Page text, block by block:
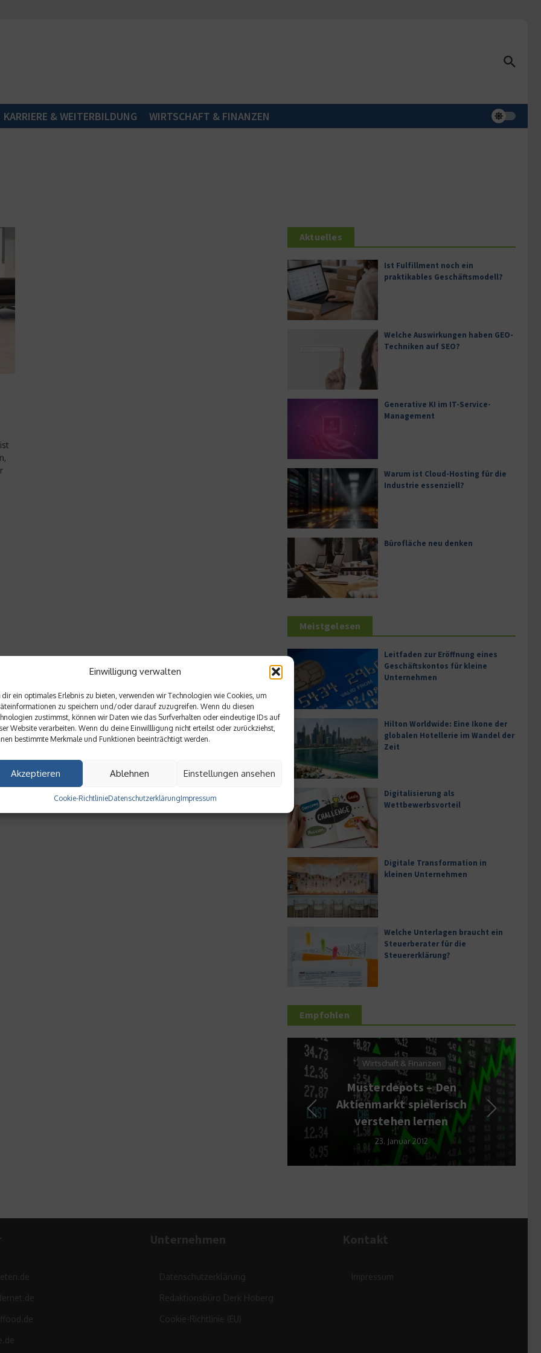
Einwilligung verwalten
dir ein optimales Erlebnis zu bieten, verwenden wir Technologien wie Cookies, um
zu speichern und/oder darauf zuzugreifen. Wenn du diesen
zustimmst, können wir Daten wie das Surfverhalten oder eindeutige IDs auf
Website verarbeiten. Wenn du deine Einwillligung nicht erteilst oder zurückziehst,
bestimmte Merkmale und Funktionen beeinträchtigt werden.
Akzeptieren Ablehnen Einstellungen ansehen
Cookie-RichtlinieDatenschutzerklärungImpressum
KARRIERE & WEITERBILDUNG WIRTSCHAFT & FINANZEN
Aktuelles
Ist Fulfillment noch ein
praktikables Geschäftsmodell?
Welche Auswirkungen haben GEO-
Techniken auf SEO?
Generative KI im IT-Service-
Management
Warum ist Cloud-Hosting für die
Industrie essenziell?
Bürofläche neu denken
Meistgelesen
Leitfaden zur Eröffnung eines
Geschäftskontos für kleine
Unternehmen
Hilton Worldwide: Eine Ikone der
globalen Hotellerie im Wandel der
Zeit
Digitalisierung als
Wettbewerbsvorteil
Digitale Transformation in
kleinen Unternehmen
Welche Unterlagen braucht ein
Steuerberater für die
Steuererklärung?
Empfohlen
Wirtschaft & Finanzen
Musterdepots – Den
Aktienmarkt spielerisch
verstehen lernen
23. Januar 2012
Unternehmen
Datenschutzerklärung
Redaktionsbüro Derk Hoberg
Cookie-Richtlinie (EU)
Kontakt
Impressum